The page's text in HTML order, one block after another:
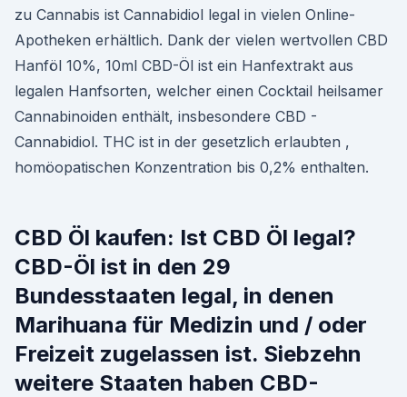
zu Cannabis ist Cannabidiol legal in vielen Online-
Apotheken erhältlich. Dank der vielen wertvollen CBD
Hanföl 10%, 10ml CBD-Öl ist ein Hanfextrakt aus
legalen Hanfsorten, welcher einen Cocktail heilsamer
Cannabinoiden enthält, insbesondere CBD -
Cannabidiol. THC ist in der gesetzlich erlaubten ,
homöopatischen Konzentration bis 0,2% enthalten.
CBD Öl kaufen: Ist CBD Öl legal?
CBD-Öl ist in den 29
Bundesstaaten legal, in denen
Marihuana für Medizin und / oder
Freizeit zugelassen ist. Siebzehn
weitere Staaten haben CBD-